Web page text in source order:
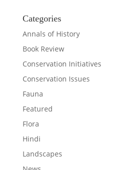
Categories
Annals of History
Book Review
Conservation Initiatives
Conservation Issues
Fauna
Featured
Flora
Hindi
Landscapes